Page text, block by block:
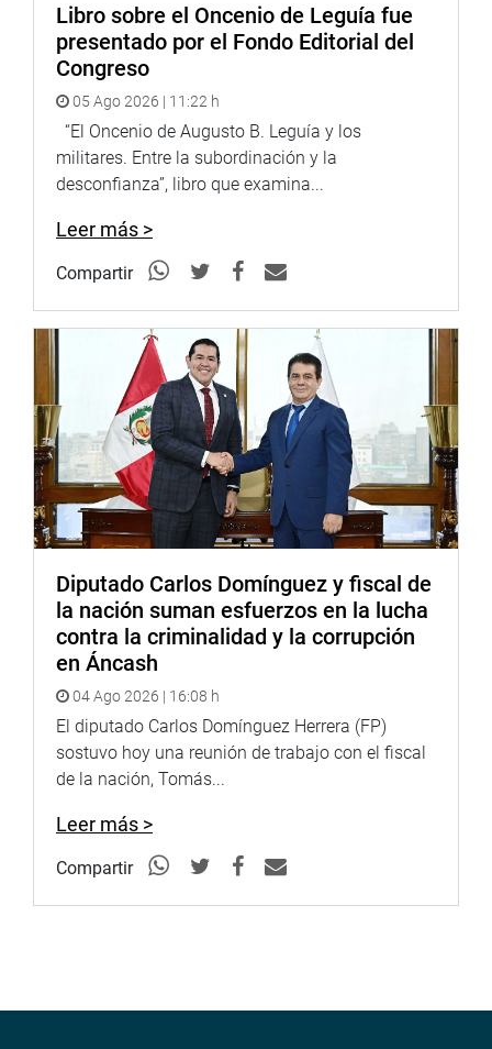
Libro sobre el Oncenio de Leguía fue
presentado por el Fondo Editorial del
Congreso
05 Ago 2026 | 11:22 h
“El Oncenio de Augusto B. Leguía y los
militares. Entre la subordinación y la
desconfianza”, libro que examina...
Leer más >
Compartir
Diputado Carlos Domínguez y fiscal de
la nación suman esfuerzos en la lucha
contra la criminalidad y la corrupción
en Áncash
04 Ago 2026 | 16:08 h
El diputado Carlos Domínguez Herrera (FP)
sostuvo hoy una reunión de trabajo con el fiscal
de la nación, Tomás...
Leer más >
Compartir